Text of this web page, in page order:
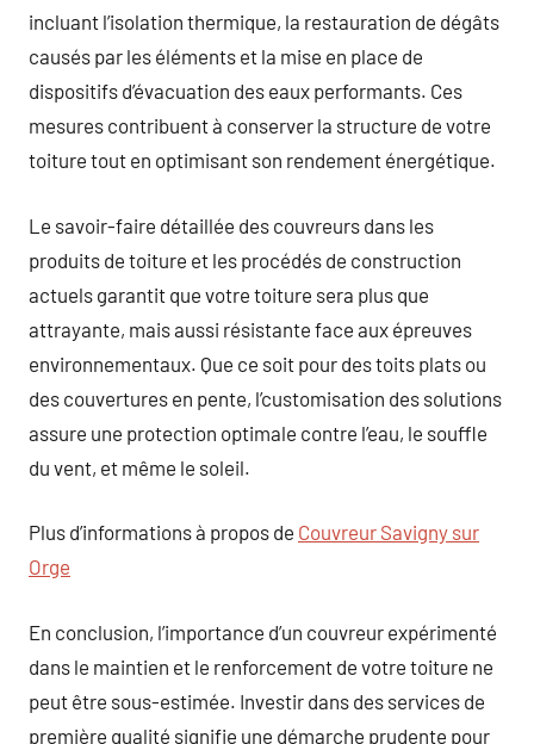
incluant l’isolation thermique, la restauration de dégâts
causés par les éléments et la mise en place de
dispositifs d’évacuation des eaux performants. Ces
mesures contribuent à conserver la structure de votre
toiture tout en optimisant son rendement énergétique.
Le savoir-faire détaillée des couvreurs dans les
produits de toiture et les procédés de construction
actuels garantit que votre toiture sera plus que
attrayante, mais aussi résistante face aux épreuves
environnementaux. Que ce soit pour des toits plats ou
des couvertures en pente, l’customisation des solutions
assure une protection optimale contre l’eau, le souffle
du vent, et même le soleil.
Plus d’informations à propos de Couvreur Savigny sur
Orge
En conclusion, l’importance d’un couvreur expérimenté
dans le maintien et le renforcement de votre toiture ne
peut être sous-estimée. Investir dans des services de
première qualité signifie une démarche prudente pour